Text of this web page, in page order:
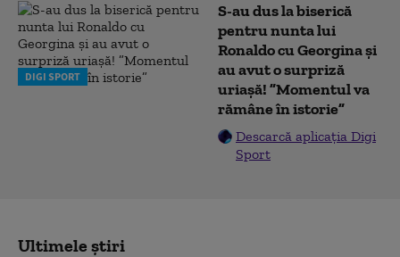
DIGI SPORT
S-au dus la biserică
pentru nunta lui
Ronaldo cu Georgina și
au avut o surpriză
uriașă! ”Momentul va
rămâne în istorie”
Descarcă aplicația Digi
Sport
Ultimele știri